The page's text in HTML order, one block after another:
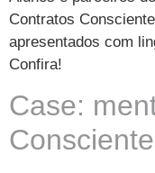
Contratos
apresentados com
Confira!
Case: